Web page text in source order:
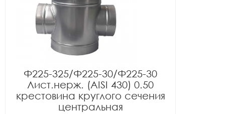
Ф225-325/Ф225-30/Ф225-30
Лист.нерж. (AISI 430) 0.50
крестовина круглого сечения
центральная